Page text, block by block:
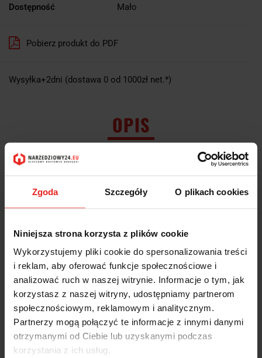
Zgoda Szczegóły O plikach cookies
Niniejsza strona korzysta z plików cookie
Wykorzystujemy pliki cookie do spersonalizowania treści
i reklam, aby oferować funkcje społecznościowe i
analizować ruch w naszej witrynie. Informacje o tym, jak
korzystasz z naszej witryny, udostępniamy partnerom
społecznościowym, reklamowym i analitycznym.
Partnerzy mogą połączyć te informacje z innymi danymi
otrzymanymi od Ciebie lub uzyskanymi podczas
korzystania z ich usług.
Dostępność Mało
Pobierz produkt do PDF
Wysyłka+2dni (dostawa 0 od 1000zł net.*)
OPIS
INFORMACJE DOT.
BEZPIECZEŃSTWA
OPINIE I OCENY (0)
Sprawdzian MSXa 3/8-18 NPT S3-332100-4629 FANAR:
Gwint amerykański rurowy stożkowy NPT 1:16, ANSI B-1.20.1
Wymiar sprawdzianu według normyANSI B1.20.1
Symbol: MSBg
Typ sprawdzianu: GO-przechodni / NOGO-nieprzechodni
Tolerancja: MSXa
NPT Ød1: 3/8"
1"/P: 18